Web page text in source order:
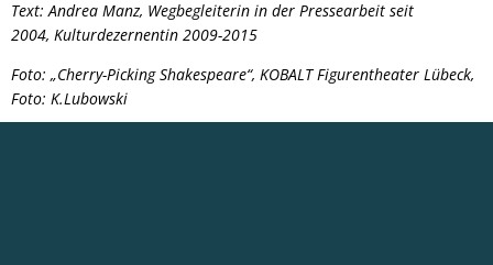
Text: Andrea Manz, Wegbegleiterin in der Pressearbeit seit
2004, Kulturdezernentin 2009-2015
Foto: „Cherry-Picking Shakespeare“, KOBALT Figurentheater Lübeck,
Foto: K.Lubowski